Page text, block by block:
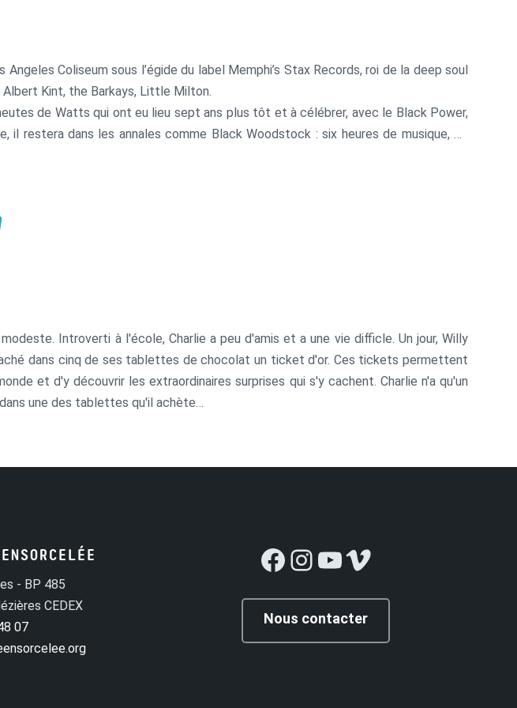
Coliseum sous l’égide du label Memphi’s Stax Records, roi de la deep soul
Albert Kint, the Barkays, Little Milton.
de Watts qui ont eu lieu sept ans plus tôt et à célébrer, avec le Black Power,
restera dans les annales comme Black Woodstock : six heures de musique, de
le réalisateur (blanc) Mel Stuart s’intéresse aussi à la vie de la communauté
travers différents témoignages d’habitants et de quelques personnalités comme
Introverti à l'école, Charlie a peu d'amis et a une vie difficle. Un jour, Willy
dans cinq de ses tablettes de chocolat un ticket d'or. Ces tickets permettent
et d'y découvrir les extraordinaires surprises qui s'y cachent. Charlie n'a qu'un
une des tablettes qu'il achète…
- BP 485
CEDEX
07
Facebook
Instagram
YouTube
Vimeo
Nous contacter